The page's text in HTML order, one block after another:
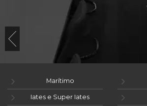
Marítimo
Iates e Super Iates